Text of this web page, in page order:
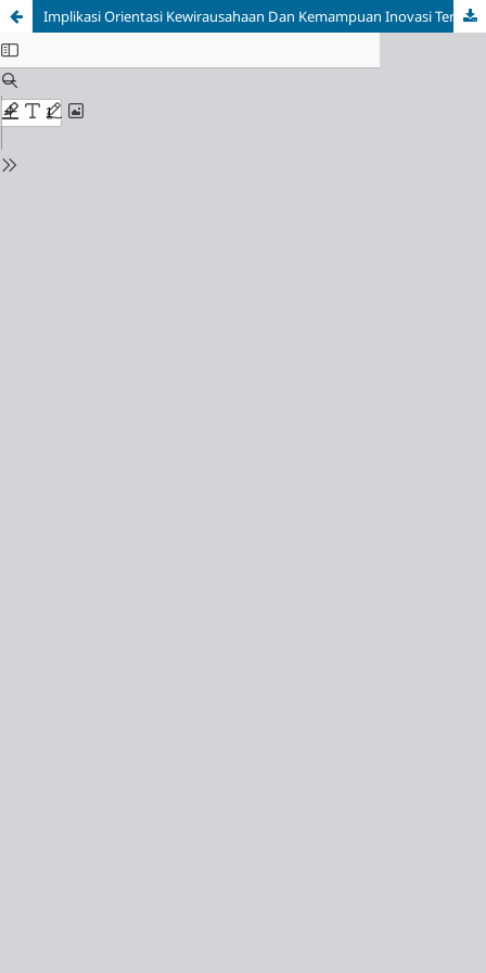
Implikasi Orientasi Kewirausahaan Dan Kemampuan Inovasi Terhadap Kinerja Usaha Minuman Teh Poci Di Kota Sukabumi